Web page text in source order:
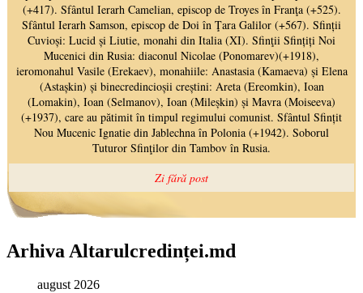
Arhiva Altarulcredinței.md
august 2026